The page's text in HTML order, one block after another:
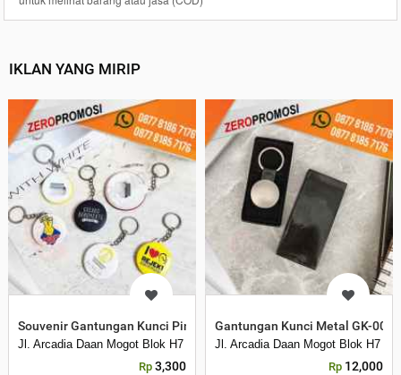
IKLAN YANG MIRIP
Souvenir Gantungan Kunci Pin Pembuka Botol Custom Logo Unik
Jl. Arcadia Daan Mogot Blok H7 No 16 Daan Mogot Km 21. Kecamatan
Rp 3,300
Gantungan Kunci Metal GK-009
Jl. Arcadia Daan Mogot Blok H7
Rp 12,000